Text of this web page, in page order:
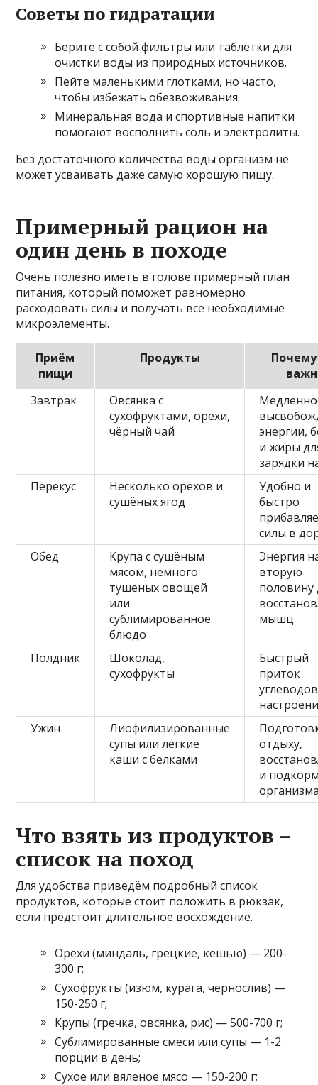
Советы по гидратации
Берите с собой фильтры или таблетки для
очистки воды из природных источников.
Пейте маленькими глотками, но часто,
чтобы избежать обезвоживания.
Минеральная вода и спортивные напитки
помогают восполнить соль и электролиты.
Без достаточного количества воды организм не
может усваивать даже самую хорошую пищу.
Примерный рацион на
один день в походе
Очень полезно иметь в голове примерный план
питания, который поможет равномерно
расходовать силы и получать все необходимые
микроэлементы.
Приём
пищи
Продукты
Почему
Завтрак
Овсянка с
сухофруктами, орехи,
чёрный чай
энергии,
и жиры
зарядки
Перекус
Несколько орехов и
сушёных ягод
Удобно и
быстро
силы в
Обед
Крупа с сушёным
мясом, немного
тушеных овощей
или
сублимированное
блюдо
Энергия
вторую
половину
мышц
Полдник
Шоколад,
сухофрукты
Быстрый
приток
Ужин
Лиофилизированные
супы или лёгкие
каши с белками
отдыху,
и
Что взять из продуктов –
список на поход
Для удобства приведём подробный список
продуктов, которые стоит положить в рюкзак,
если предстоит длительное восхождение.
Орехи (миндаль, грецкие, кешью) — 200-
300 г;
Сухофрукты (изюм, курага, чернослив) —
150-250 г;
Крупы (гречка, овсянка, рис) — 500-700 г;
Сублимированные смеси или супы — 1-2
порции в день;
Сухое или вяленое мясо — 150-200 г;